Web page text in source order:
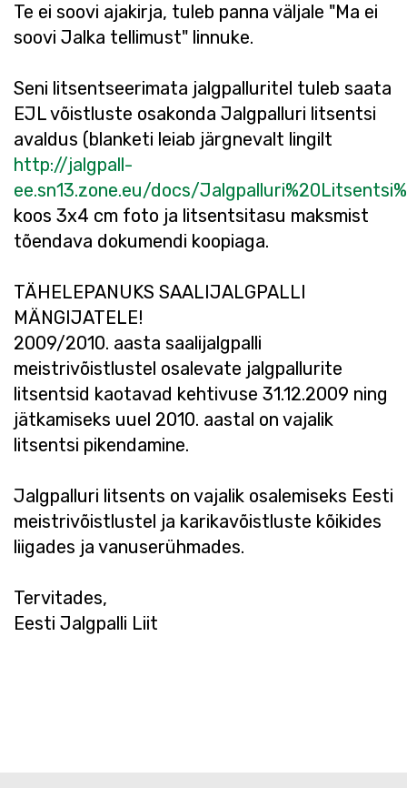
Te ei soovi ajakirja, tuleb panna väljale "Ma ei
soovi Jalka tellimust" linnuke.
Seni litsentseerimata jalgpalluritel tuleb saata
EJL võistluste osakonda Jalgpalluri litsentsi
avaldus (blanketi leiab järgnevalt lingilt
http://jalgpall-
ee.sn13.zone.eu/docs/
koos 3x4 cm foto ja litsentsitasu maksmist
tõendava dokumendi koopiaga.
TÄHELEPANUKS SAALIJALGPALLI
MÄNGIJATELE!
2009/2010. aasta saalijalgpalli
meistrivõistlustel osalevate jalgpallurite
litsentsid kaotavad kehtivuse 31.12.2009 ning
jätkamiseks uuel 2010. aastal on vajalik
litsentsi pikendamine.
Jalgpalluri litsents on vajalik osalemiseks Eesti
meistrivõistlustel ja karikavõistluste kõikides
liigades ja vanuserühmades.
Tervitades,
Eesti Jalgpalli Liit